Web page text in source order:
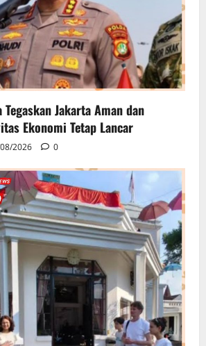
Jakarta Aman dan
Ekonomi Tetap Lancar
2026 0